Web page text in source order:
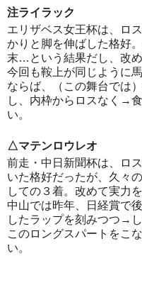
注ライラック
エリザベス女王杯は、ロ
かりと脚を伸ばした格好
末…という結果だし、改め
今回も鞍上が同じように
ならば、（この舞台では
し、内枠からロスなく→
い。
△マテンロウレオ
前走・中日新聞杯は、ロ
いた格好だったが、久々
しての３着。改めて実力を
中山では昨年、日経賞で
したラップを刻みつつ→
このロングスパートをこ
い。